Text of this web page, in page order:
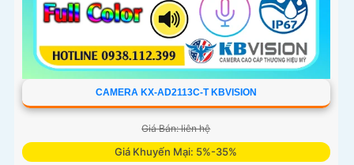
CAMERA KX-AD2113C-T KBVISION
Giá Bán: liên hệ
Giá Khuyến Mại: 5%-35%